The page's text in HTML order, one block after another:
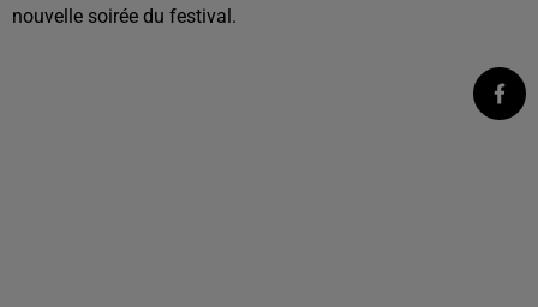
nouvelle soirée du festival.